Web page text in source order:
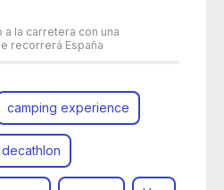
la carretera con una
recorrerá España
camping experience
decathlon